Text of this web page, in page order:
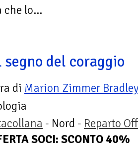
che lo...
segno del coraggio
di Marion Zimmer Bradley
- Nord - Reparto
SOCI: SCONTO 40%